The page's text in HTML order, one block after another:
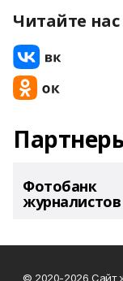
Читайте нас
Фотобанк
© 2020-2026 Сайт